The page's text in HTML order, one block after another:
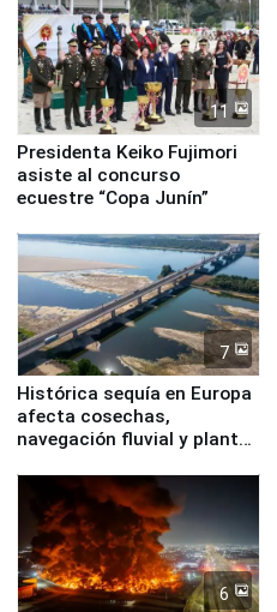
11
Presidenta Keiko Fujimori
asiste al concurso
ecuestre “Copa Junín”
7
Histórica sequía en Europa
afecta cosechas,
navegación fluvial y plantas
6